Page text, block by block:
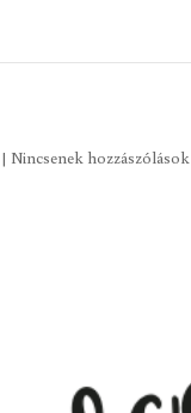
| Nincsenek hozzászólások